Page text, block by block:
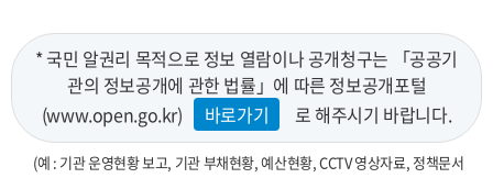
* 국민 알권리 목적으로 정보 열람이나 공개청구는 「공공기
관의 정보공개에 관한 법률」에 따른 정보공개포털
(www.open.go.kr)
바로가기 로 해주시기 바랍니다.
(예 : 기관 운영현황 보고, 기관 부채현황, 예산현황, CCTV 영상자료, 정책문서